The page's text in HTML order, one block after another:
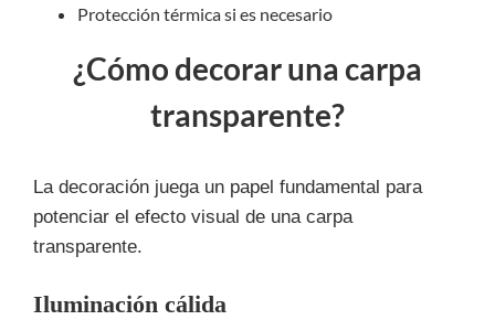
Protección térmica si es necesario
¿Cómo decorar una carpa
transparente?
La decoración juega un papel fundamental para
potenciar el efecto visual de una carpa
transparente.
Iluminación cálida